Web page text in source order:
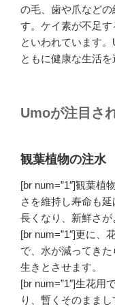
の毛、歯や爪など
す。ケイ素が不足
といわれています
ともに健康な生活を
Umoが注目さ
観葉植物の注水
[br num=”1″]観葉植
さを維持し寿命も
長くなり、 新鮮さ
[br num=”1″]更に、
で、水が減ってき
生きとさせます。
[br num=”1″]生花用
り、暫くそのまま